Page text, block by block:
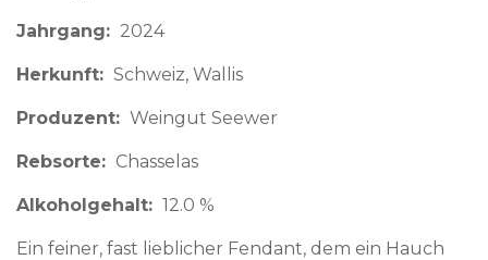
Jahrgang 2024
Herkunft Schweiz Wallis
Produzent Weingut Seewer
Rebsorte Chasselas
Alkoholgehalt 12.0 %
Ein feiner, fast lieblicher Fendant, dem ein Hauch